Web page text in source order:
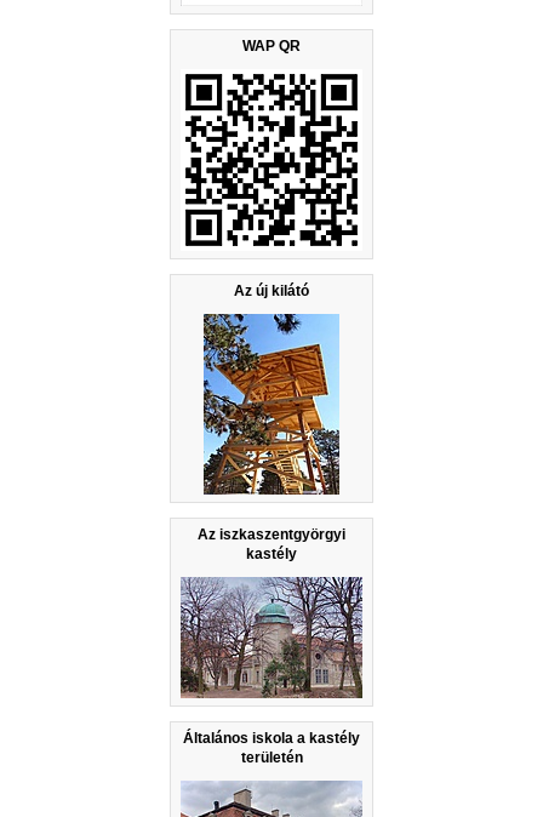
WAP QR
Az új kilátó
Az iszkaszentgyörgyi
kastély
Általános iskola a kastély
területén